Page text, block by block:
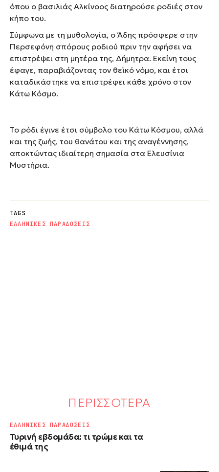
όπου ο βασιλιάς Αλκίνοος διατηρούσε ροδιές στον
κήπο του.
Σύμφωνα με τη μυθολογία, ο Άδης πρόσφερε στην
Περσεφόνη σπόρους ροδιού πριν την αφήσει να
επιστρέψει στη μητέρα της, Δήμητρα. Εκείνη τους
έφαγε, παραβιάζοντας τον θεϊκό νόμο, και έτσι
καταδικάστηκε να επιστρέφει κάθε χρόνο στον
Κάτω Κόσμο.
Το ρόδι έγινε έτσι σύμβολο του Κάτω Κόσμου, αλλά
και της ζωής, του θανάτου και της αναγέννησης,
αποκτώντας ιδιαίτερη σημασία στα Ελευσίνια
Μυστήρια.
TAGS
ΕΛΛΗΝΙΚΕΣ ΠΑΡΑΔΟΣΕΙΣ
ΠΕΡΙΣΣΟΤΕΡΑ
Τυρινή εβδομάδα: τι τρώμε και τα
έθιμά της
ΕΛΛΗΝΙΚΕΣ ΠΑΡΑΔΟΣΕΙΣ